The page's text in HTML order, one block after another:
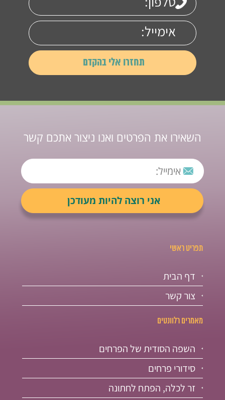
השאירו את הפרטים ואנו ניצור אתכם קשר
תפריט ראשי
דף הבית
צור קשר
מאמרים רלוונטים
השפה הסודית של הפרחים
סידורי פרחים
זר לכלה, הפתח לחתונה